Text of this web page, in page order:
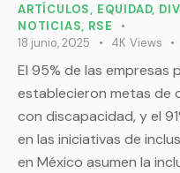
ARTÍCULOS, EQUIDAD,
NOTICIAS, RSE
18 junio, 2025
4K Views
El 95% de las empresas
establecieron metas de
con discapacidad, y el
en las iniciativas de
en México asumen la